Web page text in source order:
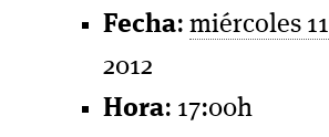
Fecha:miércoles
2012
Hora: 17:00h